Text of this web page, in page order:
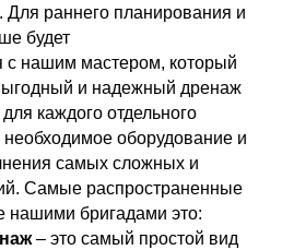
Для раннего планирования и
будет
с нашим мастером, который
и надежный дренаж
каждого отдельного
необходимое оборудование и
самых сложных и
Самые распространенные
бригадами это:
– это самый простой вид